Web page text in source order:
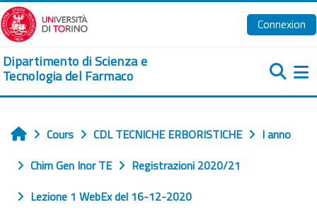
Passer au contenu principal
Connexion
Dipartimento di Scienza e
Tecnologia del Farmaco
Accueil
Cours CDL TECNICHE ERBORISTICHE
I anno
Chim Gen Inor TE
Registrazioni 2020/21
Lezione 1 WebEx del 16-12-2020